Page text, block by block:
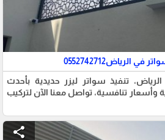
الرياض0552742712
تنفيذ سواتر ليزر حديدية بأحدث
وأسعار تنافسية، تواصل معنا الآن لتركيب
share